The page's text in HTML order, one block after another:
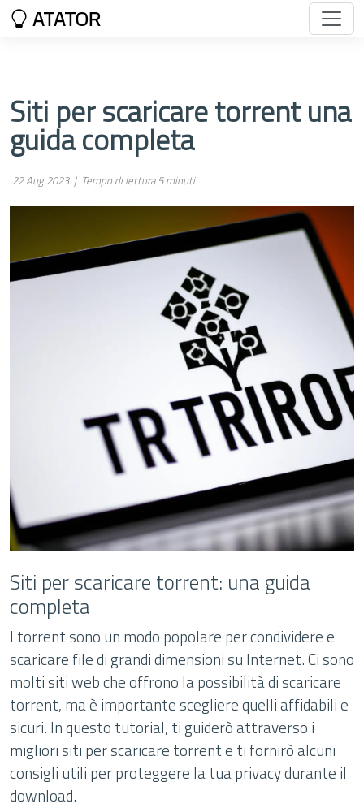
ATATOR
Siti per scaricare torrent una
guida completa
22 Aug 2023 | Tempo di lettura 5 minuti
Siti per scaricare torrent: una guida
completa
I torrent sono un modo popolare per condividere e
scaricare file di grandi dimensioni su Internet. Ci sono
molti siti web che offrono la possibilità di scaricare
torrent, ma è importante scegliere quelli affidabili e
sicuri. In questo tutorial, ti guiderò attraverso i
migliori siti per scaricare torrent e ti fornirò alcuni
consigli utili per proteggere la tua privacy durante il
download.